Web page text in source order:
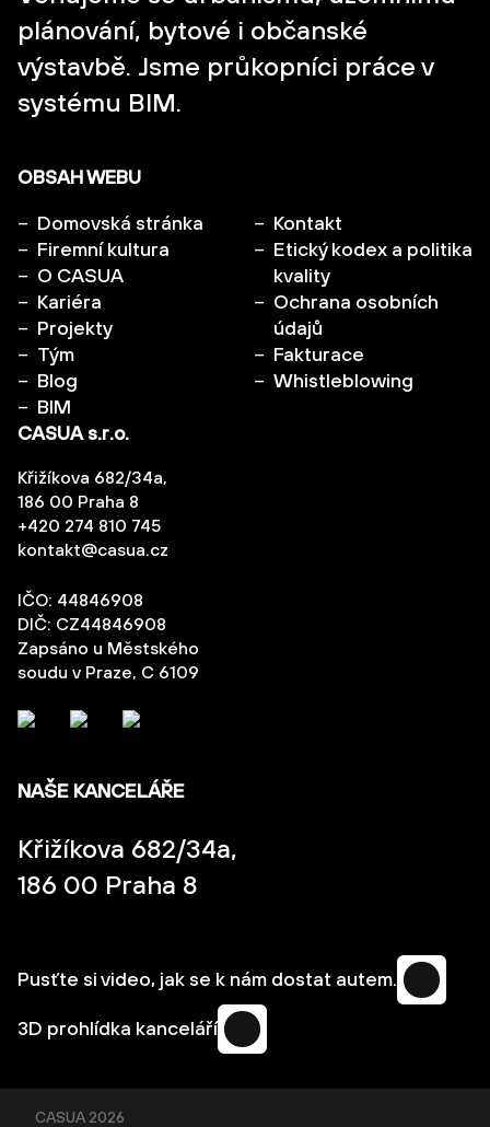
plánování, bytové i občanské
výstavbě. Jsme průkopníci práce v
systému BIM.
CASUA s.r.o.
Křižíkova 682/34a,
186 00 Praha 8
+420 274 810 745
kontakt@casua.cz
IČO: 44846908
DIČ: CZ44846908
Zapsáno u Městského
soudu v Praze, C 6109
OBSAH WEBU
Domovská stránka
Firemní kultura
O CASUA
Kariéra
Projekty
Tým
Blog
BIM
Kontakt
Etický kodex a politika
kvality
Ochrana osobních
údajů
Fakturace
Whistleblowing
NAŠE KANCELÁŘE
Křižíkova 682/34a,
186 00 Praha 8
Pusťte si video, jak se k nám dostat autem.
3D prohlídka kanceláří
CASUA 2026